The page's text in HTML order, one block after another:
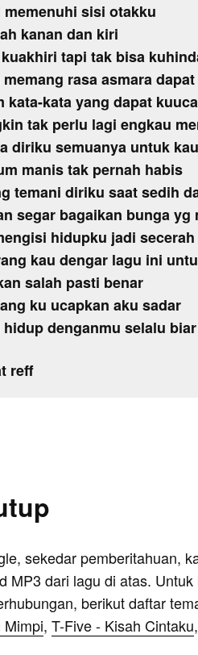
memenuhi sisi otakku
kanan dan kiri
tapi tak bisa
memang rasa asmara
kata-kata yang dapat
tak perlu lagi engkau
diriku semuanya untuk
manis tak pernah habis
temani diriku saat sedih
segar bagaikan bunga yg
hidupku jadi
kau dengar lagu ini
salah pasti benar
ku ucapkan aku sadar
hidup denganmu selalu
reff
sekedar pemberitahuan,
MP3 dari lagu di atas.
berikut daftar
Mimpi, T-Five - Kisah Cintaku,